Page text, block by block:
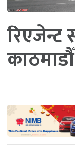
रिएजेन्ट